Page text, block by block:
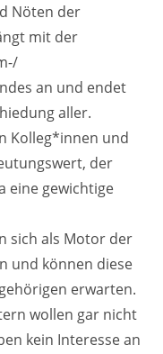
Nöten der
mit der
an und endet
aller.
Kolleg*innen und
der
eine gewichtige
sich als Motor der
und können diese
erwarten.
wollen gar nicht
kein Interesse an